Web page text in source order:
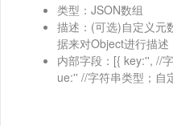
类型：JSON数组
描述：(可选)自定义元
据来对Object进行描述
内部字段：[{ key:'', //
ue:'' //字符串类型；自